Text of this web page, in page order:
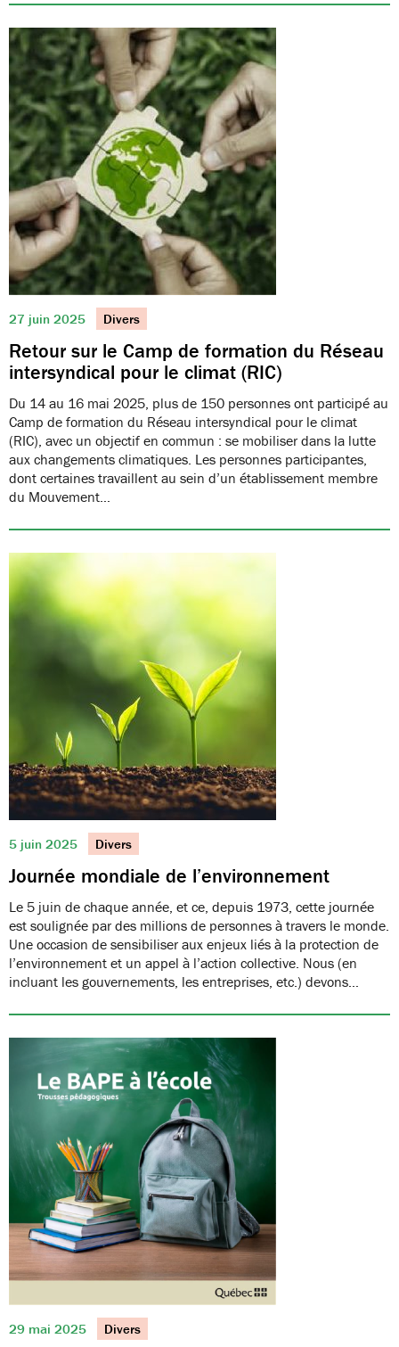
27 juin 2025 Divers
Retour sur le Camp de formation du Réseau
intersyndical pour le climat (RIC)
Du 14 au 16 mai 2025, plus de 150 personnes ont participé au
Camp de formation du Réseau intersyndical pour le climat
(RIC), avec un objectif en commun : se mobiliser dans la lutte
aux changements climatiques. Les personnes participantes,
dont certaines travaillent au sein d’un établissement membre
du Mouvement…
5 juin 2025 Divers
Journée mondiale de l’environnement
Le 5 juin de chaque année, et ce, depuis 1973, cette journée
est soulignée par des millions de personnes à travers le monde.
Une occasion de sensibiliser aux enjeux liés à la protection de
l’environnement et un appel à l’action collective. Nous (en
incluant les gouvernements, les entreprises, etc.) devons…
29 mai 2025 Divers